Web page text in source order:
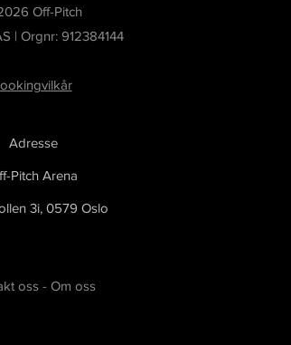
Off-Pitch
| Orgnr: 912384144
Adresse
Pitch Arena
3i, 0579 Oslo
oss- Om oss